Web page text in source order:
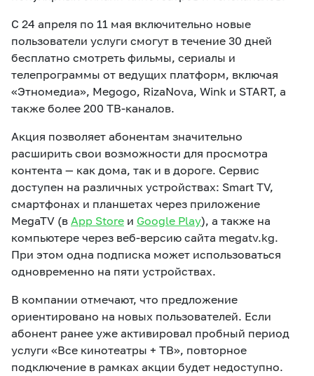
С 24 апреля по 11 мая включительно новые
пользователи услуги смогут в течение 30 дней
бесплатно смотреть фильмы, сериалы и
телепрограммы от ведущих платформ, включая
«Этномедиа», Megogo, RizaNova, Wink и START, а
также более 200 ТВ-каналов.
Акция позволяет абонентам значительно
расширить свои возможности для просмотра
контента — как дома, так и в дороге. Сервис
доступен на различных устройствах: Smart TV,
смартфонах и планшетах через приложение
MegaTV (в App Store и Google Play), а также на
компьютере через веб-версию сайта megatv.kg.
При этом одна подписка может использоваться
одновременно на пяти устройствах.
В компании отмечают, что предложение
ориентировано на новых пользователей. Если
абонент ранее уже активировал пробный период
услуги «Все кинотеатры + ТВ», повторное
подключение в рамках акции будет недоступно.